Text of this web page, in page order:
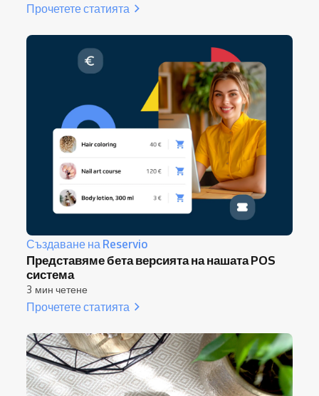
Прочетете статията
Създаване на Reservio
Представяме бета версията на нашата POS
система
3 мин четене
Прочетете статията